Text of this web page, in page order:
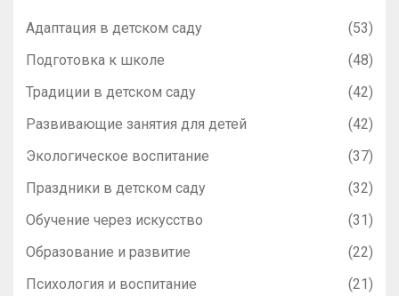
Адаптация в детском саду
(53)
Подготовка к школе
(48)
Традиции в детском саду
(42)
Развивающие занятия для детей
(42)
Экологическое воспитание
(37)
Праздники в детском саду
(32)
Обучение через искусство
(31)
Образование и развитие
(22)
Психология и воспитание
(21)